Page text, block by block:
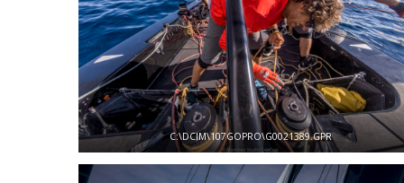
C:\DCIM\107GOPRO\G0021389.GPR